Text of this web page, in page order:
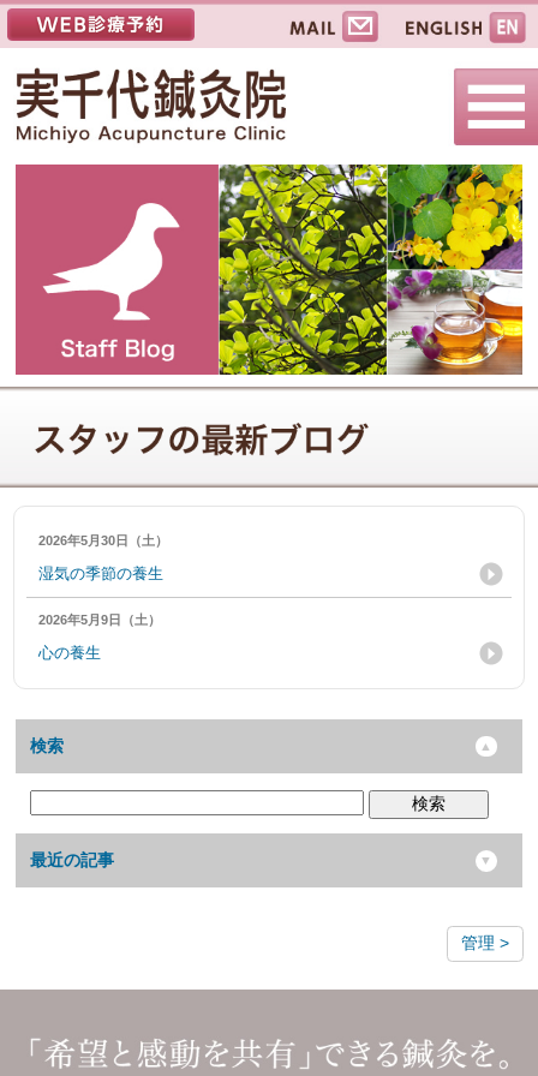
2026年5月30日（土）
湿気の季節の養生
2026年5月9日（土）
心の養生
検索
検索
最近の記事
管理